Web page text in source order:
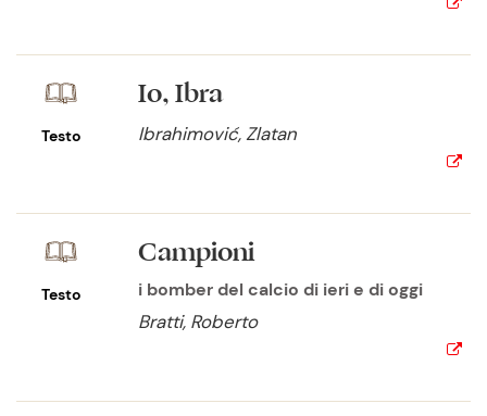
Testo
Io, Ibra
Ibrahimović, Zlatan
Testo
Campioni
i bomber del calcio di ieri e di oggi
Bratti, Roberto